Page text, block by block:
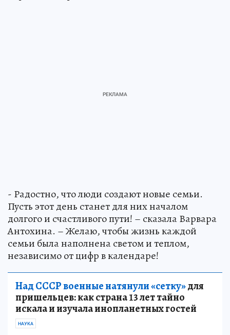
- Радостно, что люди создают новые семьи.
Пусть этот день станет для них началом
долгого и счастливого пути! – сказала Варвара
Антохина. – Желаю, чтобы жизнь каждой
семьи была наполнена светом и теплом,
независимо от цифр в календаре!
Над СССР военные натянули «сетку»для
пришельцев: как страна 13 лет тайно
искала и изучала инопланетных гостей
НАУКА